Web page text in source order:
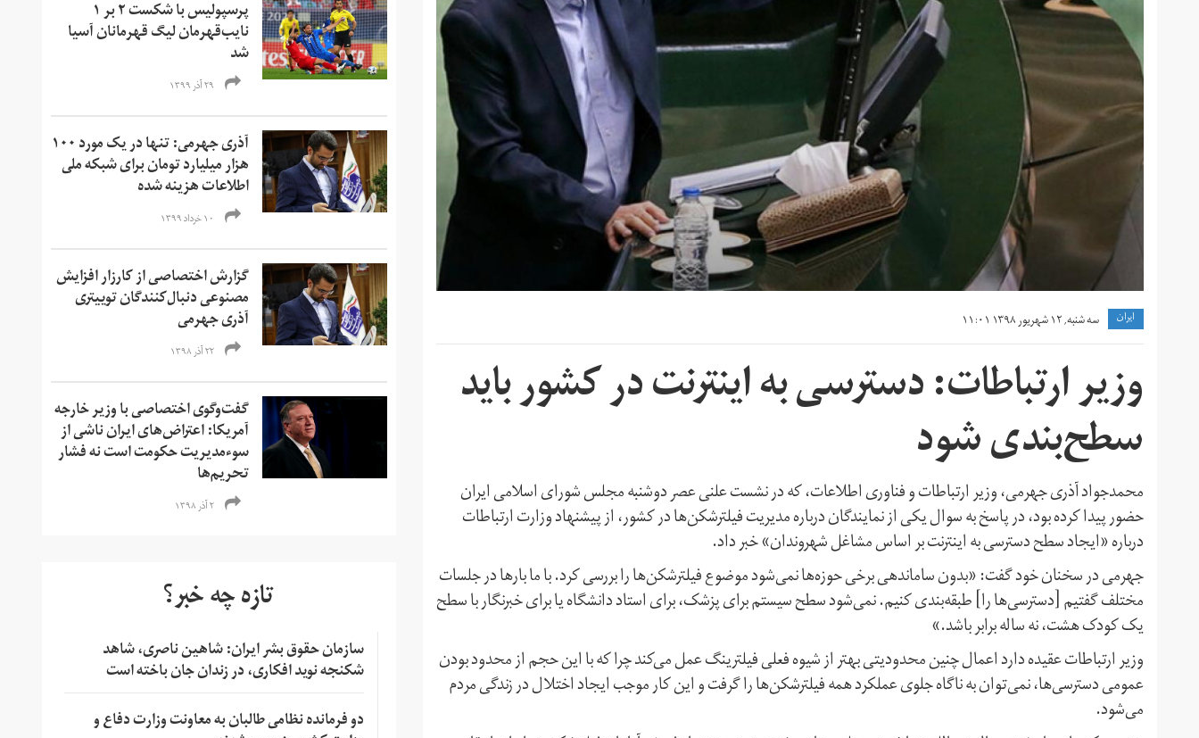
ايران سه شنبه, ۱۲ شهریور ۱۳۹۸ ۱۱:۰۱
وزیر ارتباطات: دسترسی به اینترنت در کشور باید
سطح‌بندی شود
محمدجواد آذری جهرمی، وزیر ارتباطات و فناوری اطلاعات، که در نشست علنی عصر دوشنبه مجلس شورای اسلامی ایران
حضور پیدا کرده بود، در پاسخ به سوال یکی از نمایندگان درباره مدیریت فیلترشکن‌ها در کشور، از پیشنهاد وزارت ارتباطات
درباره «ایجاد سطح دسترسی به اینترنت بر اساس مشاغل شهروندان» خبر داد.
جهرمی در سخنان خود گفت: «بدون ساماندهی برخی حوزه‌ها نمی‌شود موضوع فیلترشکن‌ها را بررسی کرد. با ما بارها در جلسات
مختلف گفتیم [دسترسی‌ها را] طبقه‌بندی کنیم. نمی‌شود سطح سیستم برای پزشک، برای استاد دانشگاه یا برای خبرنگار با سطح
یک کودک هشت، نه ساله برابر باشد.»
وزیر ارتباطات عقیده دارد اعمال چنین محدودیتی بهتر از شیوه فعلی فیلترینگ عمل می‌کند چرا که با این حجم از محدود بودن
عمومی دسترسی‌ها، نمی‌توان به ناگاه جلوی عملکرد همه فیلترشکن‌ها را گرفت و این کار موجب ایجاد اختلال در زندگی مردم
می‌شود.
پرسپولیس با شکست ۲ بر ۱
نایب‌قهرمان لیگ قهرمانان آسیا
شد
۲۹ آذر ۱۳۹۹
آذری جهرمی: تنها در یک مورد ۱۰۰
هزار میلیارد تومان برای شبکه ملی
اطلاعات هزینه شده
۱۰ خرداد ۱۳۹۹
گزارش اختصاصی از کارزار افزایش
مصنوعی دنبال‌کنندگان توییتری
آذری جهرمی
۲۲ آذر ۱۳۹۸
گفت‌وگوی اختصاصی با وزیر خارجه
آمریکا: اعتراض‌های ایران ناشی از
سوءمدیریت حکومت است نه فشار
تحریم‌ها
۲ آذر ۱۳۹۸
تازه چه خبر؟
سازمان حقوق بشر ایران: شاهین ناصری، شاهد
شکنجه نوید افکاری، در زندان جان باخته است
دو فرمانده نظامی طالبان به معاونت وزارت دفاع و